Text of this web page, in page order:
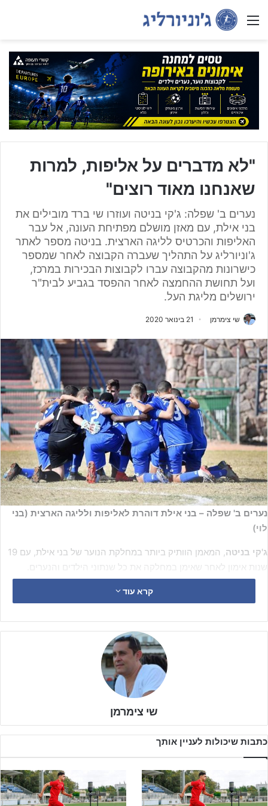
Menu
"לא מדברים על אליפות, למרות
שאנחנו מאוד רוצים"
נערים ב' שפלה: ג'קי בניטה ועוזרו שי ברד מובילים את
בני אילת, עם מאזן מושלם מפתיחת העונה, אל עבר
האליפות והכרטיס לליגה הארצית. בניטה מספר לאתר
ג'וניורליג על התהליך שעברה הקבוצה לאחר שמספר
כישרונות מהקבוצה עברו לקבוצות הבכירות במרכז,
ועל תחושת ההחמצה לאחר ההפסד בגביע לבית"ר
ירושלים מליגת העל.
שי צימרמן 21 בינואר 2020
נערים ב' שפלה – בני אילת דוהרת לאליפות ולליגה הארצית (בני
לוי)
ג'קי בניטה
, המאמן הוותיק ביותר במחלקת הנוער של בני אילת, עם 19
שנות אימון לאחר שאימן במחלקה את כל שנתוני הילדים והנערים.
בצוותא עם עוזרושי ברד
, מורה לחינוך גופני עם 12 שנות אימון בבית
ספר לכדורגל ובקבוצות ילדים ונערים במועדון, מובילים יחדיו את בני
קרא עוד
שי צימרמן
כתבות שיכולות לעניין אותך